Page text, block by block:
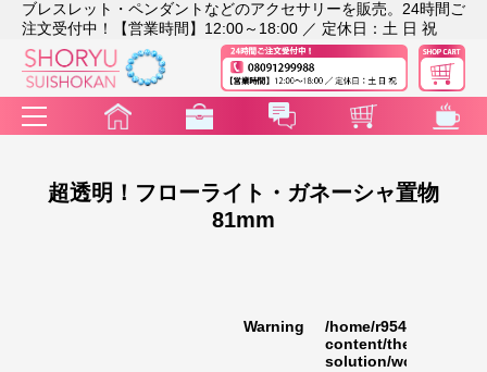
ブレスレット・ペンダントなどのアクセサリーを販売。24時間ご
注文受付中！【営業時間】12:00～18:00 ／ 定休日：土 日 祝
超透明！フローライト・ガネーシャ置物
81mm
Warning
/home/r9541948/
content/themes/
solution/